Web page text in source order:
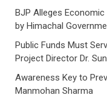
BJP Alleges
by Himachal
Public Funds Must
Project Director Dr.
Awareness Key to
Manmohan Sharma